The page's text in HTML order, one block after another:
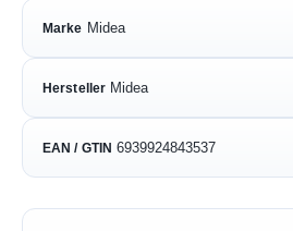
Marke Midea
Hersteller Midea
EAN / GTIN 6939924843537